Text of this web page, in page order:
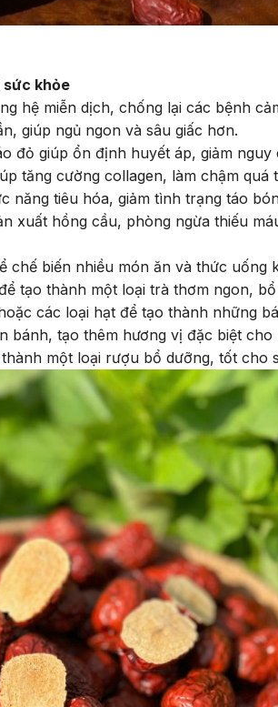
sức khỏe
hệ miễn dịch, chống lại các bệnh
giúp ngủ ngon và sâu giấc hơn.
đỏ giúp ổn định huyết áp, giảm nguy
tăng cường collagen, làm chậm quá
năng tiêu hóa, giảm tình trạng táo
xuất hồng cầu, phòng ngừa thiếu
chế biến nhiều món ăn và thức uống
tạo thành một loại trà thơm ngon,
các loại hạt để tạo thành những
bánh, tạo thêm hương vị đặc biệt cho
một loại rượu bổ dưỡng, tốt cho